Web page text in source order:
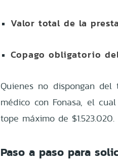
Valor total de la
Copago obligatorio
Quienes no dispongan
médico con Fonasa, el
tope máximo de $1.523.020.
Paso a paso para